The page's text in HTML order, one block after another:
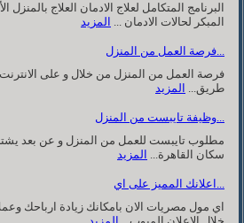
البرنامج المتكامل لعلاج الادمان العلاج بالمنزل
المبكر لحالات الادمان ... المزيد
فرصة العمل من المنزل...
فرصة العمل من المنزل من خلال و على
طريق... المزيد
وظيفة تايبست من المنزل...
مطلوب تايبست للعمل من المنزل و عن بعد
سكان القاهرة... المزيد
اعلانك المميز على اي...
اي مول مصريات الان بامكانك زيادة ارباحك